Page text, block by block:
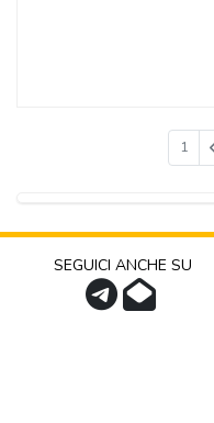
1
SEGUICI ANCHE SU